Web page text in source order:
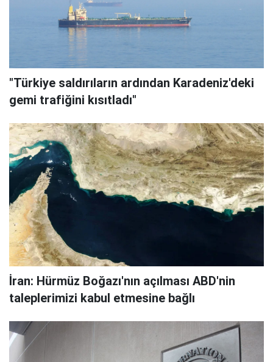
"Türkiye saldırıların ardından Karadeniz'deki
gemi trafiğini kısıtladı"
İran: Hürmüz Boğazı'nın açılması ABD'nin
taleplerimizi kabul etmesine bağlı